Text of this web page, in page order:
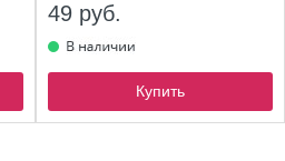
49 руб.
Купить